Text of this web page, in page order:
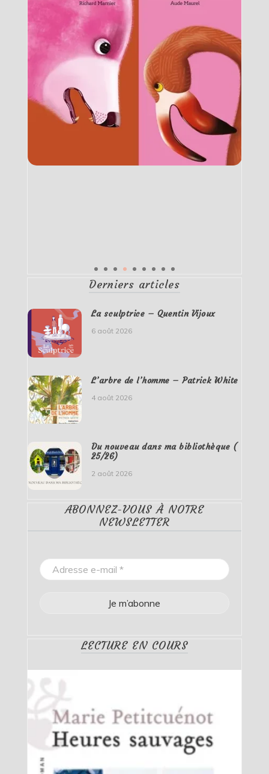
Derniers articles
La sculptrice – Quentin Vijoux
6 août 2026
L’arbre de l’homme – Patrick White
4 août 2026
Du nouveau dans ma bibliothèque (
25/26)
2 août 2026
ABONNEZ-VOUS À NOTRE
NEWSLETTER
LECTURE EN COURS